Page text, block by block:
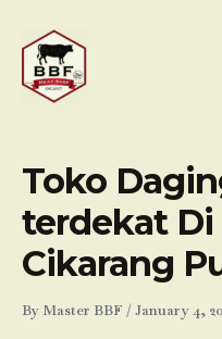
content
Toko
terdekat Di
Cikarang
By Master BBF /January 4,